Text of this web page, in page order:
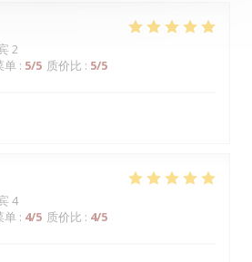
2
单 : 5/5 质价比 : 5/5
4
单 : 4/5 质价比 : 4/5